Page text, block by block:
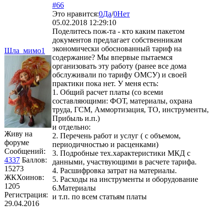
Шла_мимо1
Живу на
форуме
Сообщений:
4337 Баллов:
15273
ЖКХоинов:
1205
Регистрация:
29.04.2016
#66
Это нравится:0Да/0Нет
05.02.2018 12:29:10
Поделитесь пож-та - кто каким пакетом
документов предлагает собственникам
экономически обоснованный тариф на
содержание? Мы впервые пытаемся
организовать эту работу (ранее все дома
обслуживали по тарифу ОМСУ) и своей
практики пока нет. У меня есть:
1. Общий расчет платы (со всеми
составляющими: ФОТ, материалы, охрана
труда, ГСМ, Аммортизация, ТО, инструменты,
Прибыль и.п.)
и отдельно:
2. Перечень работ и услуг ( с объемом,
периодичностью и расценками)
3. Подробные тех.характеристики МКД с
данными, участвующими в расчете тарифа.
4. Расшифровка затрат на материалы.
5. Расходы на инструменты и оборудование
6.Материалы
и т.п. по всем статьям платы